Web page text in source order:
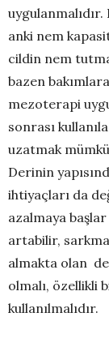
uygulanmalıdır.
anki nem
cildin nem
bazen
mezoterapi
sonrası
uzatmak
Derinin
ihtiyaçları da
azalmaya
artabilir,
almakta olan
olmalı, özellikli
kullanılmalıdır.